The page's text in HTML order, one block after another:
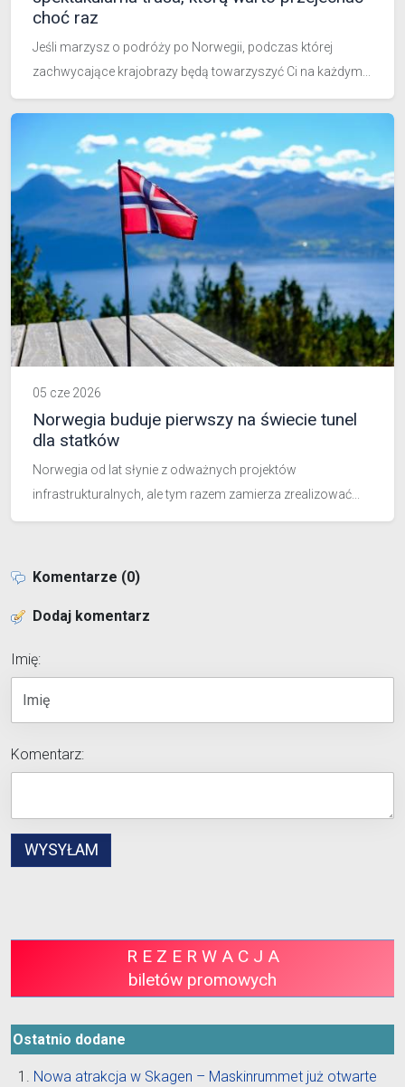
choć raz
Jeśli marzysz o podróży po Norwegii, podczas której
zachwycające krajobrazy będą towarzyszyć Ci na każdym...
05 cze 2026
Norwegia buduje pierwszy na świecie tunel
dla statków
Norwegia od lat słynie z odważnych projektów
infrastrukturalnych, ale tym razem zamierza zrealizować...
Komentarze (0)
Dodaj komentarz
Imię:
Komentarz:
R E Z E R W A C J A
biletów promowych
Ostatnio dodane
Nowa atrakcja w Skagen – Maskinrummet już otwarte